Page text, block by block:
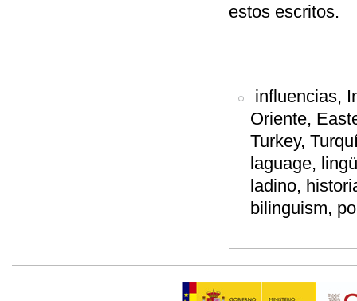
estos escritos.
influencias,
Oriente,
Turkey,
laguage,
ladino,
bilinguism,